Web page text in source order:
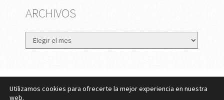
ARCHIVOS
Archivos
eMujer.com Copyright © 2026.
Utilizamos cookies para ofrecerte la mejor experiencia en nuestra
web.